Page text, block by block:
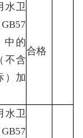
水卫
中的
不含
）加
合格
水卫